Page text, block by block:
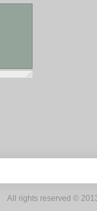
All rights reserved ©